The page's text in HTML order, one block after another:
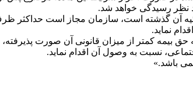
نظر رسیدگی خواهد شد.
آن گذشته است، سازمان مجاز است
نماید.
حق بیمه کمتر از میزان قانونی آن صورت